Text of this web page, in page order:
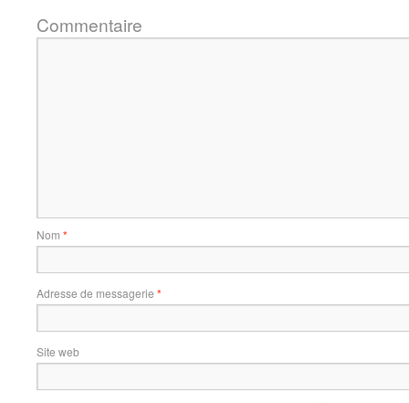
Commentaire
Nom *
Adresse de messagerie *
Site web